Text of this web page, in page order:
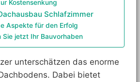
Kostensenkung
Schlafzimmer
Aspekte für den Erfolg
Sie jetzt Ihr Bauvorhaben
unterschätzen das enorme
Dabei bietet